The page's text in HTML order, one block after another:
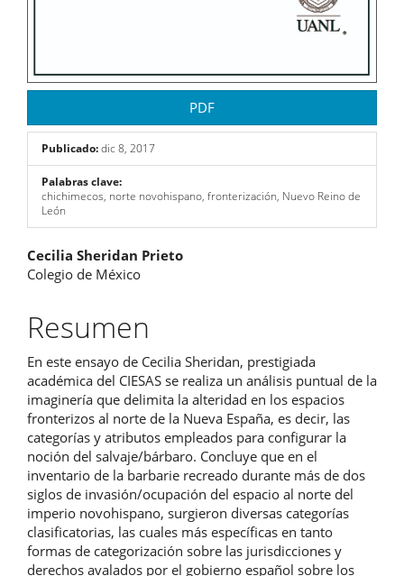
PDF
Publicado:dic 8, 2017
Palabras clave:
chichimecos, norte novohispano, fronterización, Nuevo Reino de
León
Contenido
principal
del
artículo
Cecilia Sheridan Prieto
Colegio de México
Resumen
En este ensayo de Cecilia Sheridan, prestigiada
académica del CIESAS se realiza un análisis puntual de la
imaginería que delimita la alteridad en los espacios
fronterizos al norte de la Nueva España, es decir, las
categorías y atributos empleados para configurar la
noción del salvaje/bárbaro. Concluye que en el
inventario de la barbarie recreado durante más de dos
siglos de invasión/ocupación del espacio al norte del
imperio novohispano, surgieron diversas categorías
clasificatorias, las cuales más específicas en tanto
formas de categorización sobre las jurisdicciones y
derechos avalados por el gobierno español sobre los